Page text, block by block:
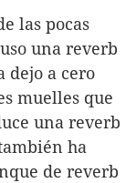
las pocas
una reverb
dejo a cero
muelles que
una reverb
ha
de reverb